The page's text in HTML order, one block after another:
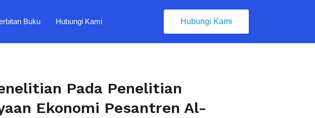
Buku Hubungi Kami Hubungi Kami
Pada Penelitian
Ekonomi Pesantren Al-